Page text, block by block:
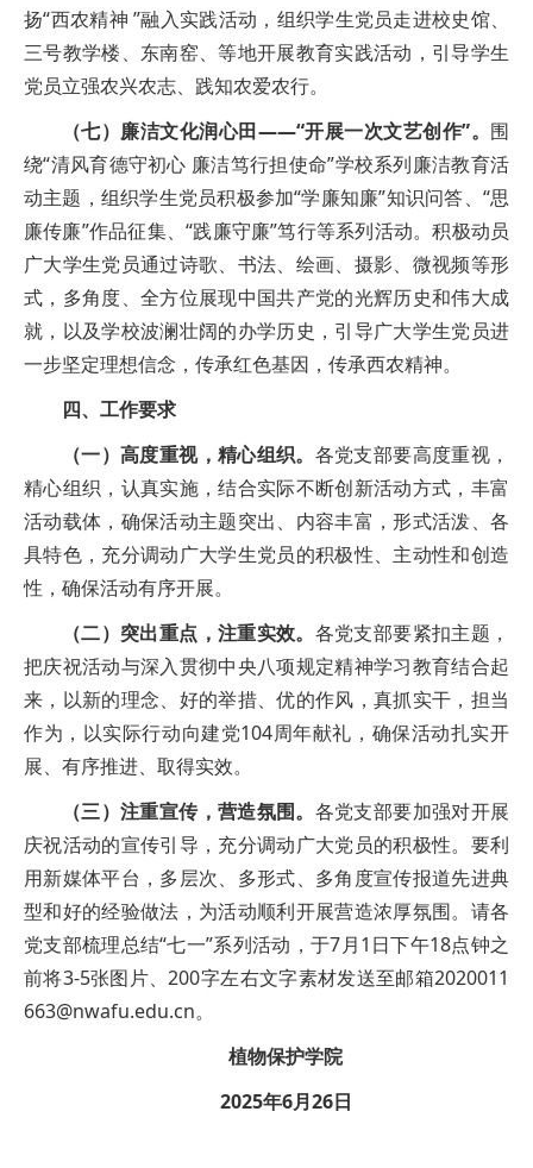
扬“西农精神 ”融入实践活动，组织学生党员走进校史馆、
三号教学楼、东南窑、等地开展教育实践活动，引导学生
党员立强农兴农志、践知农爱农行。
（七）廉洁文化润心田——“开展一次文艺创作”。 围
绕“清风育德守初心 廉洁笃行担使命”学校系列廉洁教育活
动主题，组织学生党员积极参加“学廉知廉”知识问答、“思
廉传廉”作品征集、“践廉守廉”笃行等系列活动。积极动员
广大学生党员通过诗歌、书法、绘画、摄影、微视频等形
式，多角度、全方位展现中国共产党的光辉历史和伟大成
就，以及学校波澜壮阔的办学历史，引导广大学生党员进
一步坚定理想信念，传承红色基因，传承西农精神。
四、工作要求
（一）高度重视，精心组织。 各党支部要高度重视，
精心组织，认真实施，结合实际不断创新活动方式，丰富
活动载体，确保活动主题突出、内容丰富，形式活泼、各
具特色，充分调动广大学生党员的积极性、主动性和创造
性，确保活动有序开展。
（二）突出重点，注重实效。 各党支部要紧扣主题，
把庆祝活动与深入贯彻中央八项规定精神学习教育结合起
来，以新的理念、好的举措、优的作风，真抓实干，担当
作为，以实际行动向建党104周年献礼，确保活动扎实开
展、有序推进、取得实效。
（三）注重宣传，营造氛围。 各党支部要加强对开展
庆祝活动的宣传引导，充分调动广大党员的积极性。要利
用新媒体平台，多层次、多形式、多角度宣传报道先进典
型和好的经验做法，为活动顺利开展营造浓厚氛围。请各
党支部梳理总结“七一”系列活动，于7月1日下午18点钟之
前将3-5张图片、200字左右文字素材发送至邮箱2020011
663@nwafu.edu.cn。
植物保护学院
2025年6月26日